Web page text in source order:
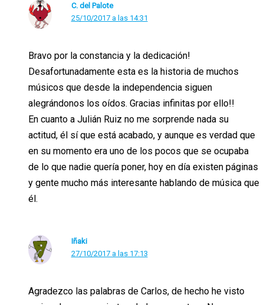
C. del Palote
25/10/2017 a las 14:31
Bravo por la constancia y la dedicación!
Desafortunadamente esta es la historia de muchos
músicos que desde la independencia siguen
alegrándonos los oídos. Gracias infinitas por ello!!
En cuanto a Julián Ruiz no me sorprende nada su
actitud, él sí que está acabado, y aunque es verdad que
en su momento era uno de los pocos que se ocupaba
de lo que nadie quería poner, hoy en día existen páginas
y gente mucho más interesante hablando de música que
él.
Iñaki
27/10/2017 a las 17:13
Agradezco las palabras de Carlos, de hecho he visto